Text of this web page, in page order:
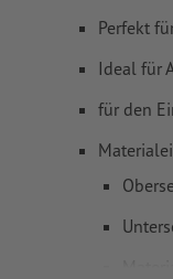
Perfekt
Ideal für
für den